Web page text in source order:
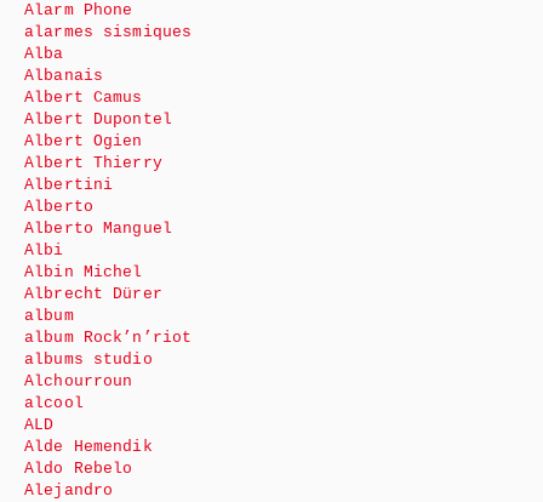
Alarm Phone
alarmes sismiques
Alba
Albanais
Albert Camus
Albert Dupontel
Albert Ogien
Albert Thierry
Albertini
Alberto
Alberto Manguel
Albi
Albin Michel
Albrecht Dürer
album
album Rock’n’riot
albums studio
Alchourroun
alcool
ALD
Alde Hemendik
Aldo Rebelo
Alejandro